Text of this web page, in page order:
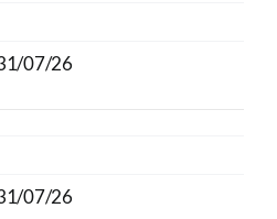
31/07/26
31/07/26